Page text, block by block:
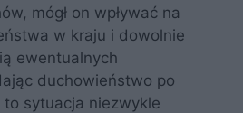
mógł on wpływać na
w kraju i dowolnie
ewentualnych
duchowieństwo po
to sytuacja niezwykle